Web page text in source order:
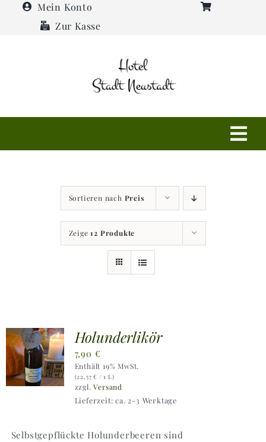
Mein Konto
Zur Kasse
Restaurant
Anfahrt + Kontakt
Sortieren nach Preis
Zeige12 Produkte
Holunderlikör
7,90 €
Enthält 19% MwSt.
(22,57€ / 1 L)
zzgl.Versand
Lieferzeit: ca. 2-3 Werktage
Selbstgepflückte Holunderbeeren sind